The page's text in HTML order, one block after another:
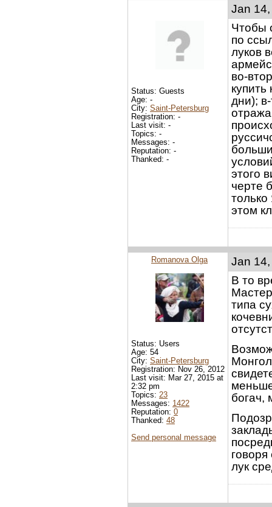
Jan
Чтобы
по
луков
во-
дни);
этого
черте
только
этом
Status: Guests
Age: -
City: Saint-Petersburg
Registration: -
Last visit: -
Topics: -
Messages: -
Reputation: -
Thanked: -
Jan
В то
типа
богач,
лук
Romanova Olga
Status: Users
Age: 54
City: Saint-Petersburg
Registration: Nov 26, 2012
Last visit: Mar 27, 2015 at
2:32 pm
Topics: 23
Messages: 1422
Reputation: 0
Thanked: 48
Send personal message